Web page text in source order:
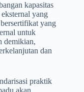
kapasitas
yang
yang
untuk
demikian,
dan
praktik